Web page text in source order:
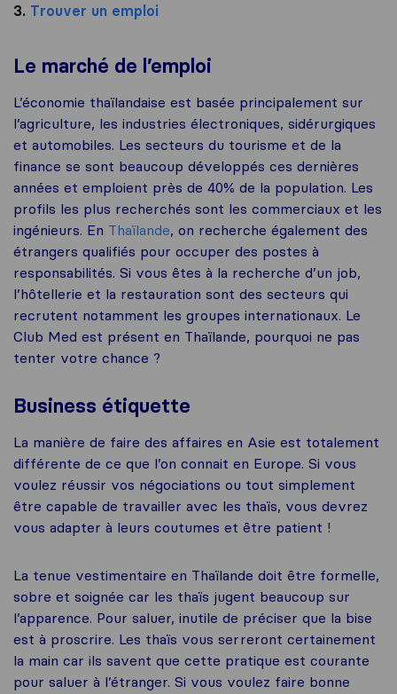
3. Trouver un emploi
Le marché de l’emploi
L’économie thaïlandaise est basée principalement sur
l’agriculture, les industries électroniques, sidérurgiques
et automobiles. Les secteurs du tourisme et de la
finance se sont beaucoup développés ces dernières
années et emploient près de 40% de la population. Les
profils les plus recherchés sont les commerciaux et les
ingénieurs. En Thaïlande, on recherche également des
étrangers qualifiés pour occuper des postes à
responsabilités. Si vous êtes à la recherche d’un job,
l’hôtellerie et la restauration sont des secteurs qui
recrutent notamment les groupes internationaux. Le
Club Med est présent en Thaïlande, pourquoi ne pas
tenter votre chance ?
Business étiquette
La manière de faire des affaires en Asie est totalement
différente de ce que l’on connait en Europe. Si vous
voulez réussir vos négociations ou tout simplement
être capable de travailler avec les thaïs, vous devrez
vous adapter à leurs coutumes et être patient !
La tenue vestimentaire en Thaïlande doit être formelle,
sobre et soignée car les thaïs jugent beaucoup sur
l’apparence. Pour saluer, inutile de préciser que la bise
est à proscrire. Les thaïs vous serreront certainement
la main car ils savent que cette pratique est courante
pour saluer à l’étranger. Si vous voulez faire bonne